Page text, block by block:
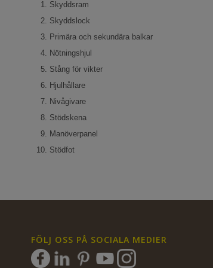
Skyddsram
Skyddslock
Primära och sekundära balkar
Nötningshjul
Stång för vikter
Hjulhållare
Nivågivare
Stödskena
Manöverpanel
Stödfot
FÖLJ OSS PÅ SOCIALA MEDIER